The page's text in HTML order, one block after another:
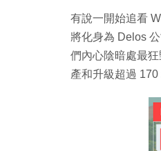
有說一開始追看
將化身為 Delos
們內心陰暗處最
產和升級超過 170